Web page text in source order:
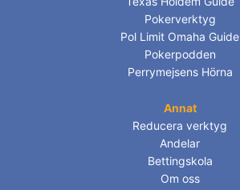
Pokerverktyg
Pol Limit Omaha Guide
Pokerpodden
Perrymejsens Hörna
Annat
Reducera verktyg
Andelar
Bettingskola
Om oss